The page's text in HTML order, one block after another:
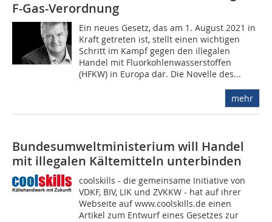
F-Gas-Verordnung
Ein neues Gesetz, das am 1. August 2021 in
Kraft getreten ist, stellt einen wichtigen
Schritt im Kampf gegen den illegalen
Handel mit Fluorkohlenwasserstoffen
(HFKW) in Europa dar. Die Novelle des...
mehr
Bundesumweltministerium will Handel
mit illegalen Kältemitteln unterbinden
coolskills - die gemeinsame Initiative von
VDKF, BIV, LIK und ZVKKW - hat auf ihrer
Webseite auf www.coolskills.de einen
Artikel zum Entwurf eines Gesetzes zur